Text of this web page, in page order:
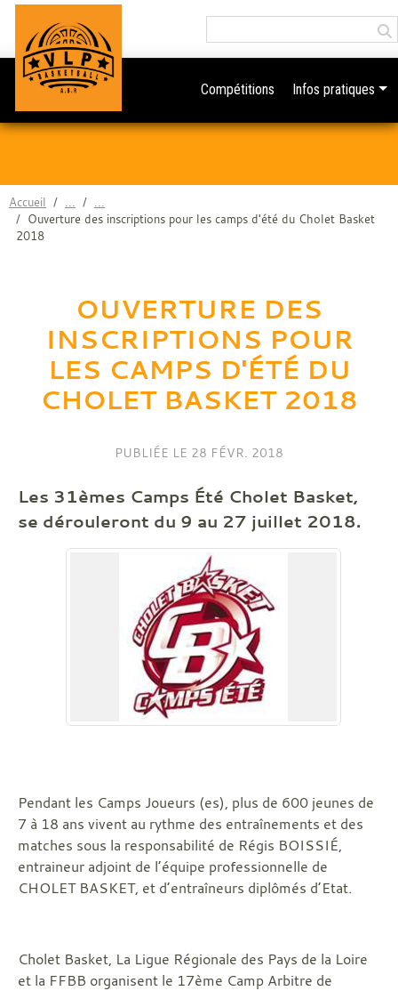
Accueil
Ouverture des inscriptions pour les camps d'été du Cholet Basket
2018
OUVERTURE DES
INSCRIPTIONS POUR
LES CAMPS D'ÉTÉ DU
CHOLET BASKET 2018
PUBLIÉE LE 28 FÉVR. 2018
Les 31èmes Camps Été Cholet Basket,
se dérouleront du 9 au 27 juillet 2018.
Pendant les Camps Joueurs (es), plus de 600 jeunes de
7 à 18 ans vivent au rythme des entraînements et des
matches sous la responsabilité de Régis BOISSIÉ,
entraineur adjoint de l’équipe professionnelle de
CHOLET BASKET, et d’entraîneurs diplômés d’Etat.
Cholet Basket, La Ligue Régionale des Pays de la Loire
et la FFBB organisent le 17ème Camp Arbitre de
Compétitions Infos pratiques
Panneau de gestion des cookies